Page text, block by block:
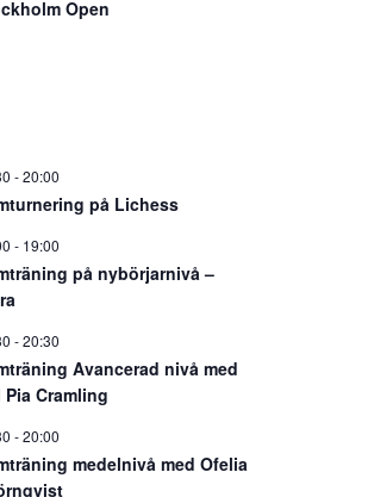
Open
-20:00
på Lichess
- 19:00
på nybörjarnivå –
-20:30
Avancerad nivå med
Pia Cramling
-20:00
medelnivå med Ofelia